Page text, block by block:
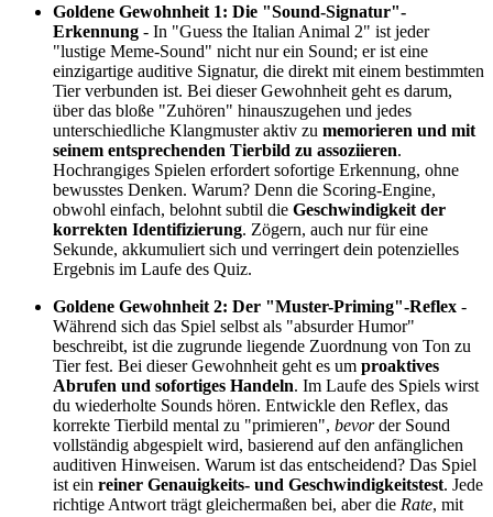
Goldene Gewohnheit 1: Die "Sound-Signatur"-
Erkennung - In "Guess the Italian Animal 2" ist jeder
"lustige Meme-Sound" nicht nur ein Sound; er ist eine
einzigartige auditive Signatur, die direkt mit einem bestimmten
Tier verbunden ist. Bei dieser Gewohnheit geht es darum,
über das bloße "Zuhören" hinauszugehen und jedes
unterschiedliche Klangmuster aktiv zu memorieren und mit
seinem entsprechenden Tierbild zu assoziieren.
Hochrangiges Spielen erfordert sofortige Erkennung, ohne
bewusstes Denken. Warum? Denn die Scoring-Engine,
obwohl einfach, belohnt subtil die Geschwindigkeit der
korrekten Identifizierung. Zögern, auch nur für eine
Sekunde, akkumuliert sich und verringert dein potenzielles
Ergebnis im Laufe des Quiz.
Goldene Gewohnheit 2: Der "Muster-Priming"-Reflex -
Während sich das Spiel selbst als "absurder Humor"
beschreibt, ist die zugrunde liegende Zuordnung von Ton zu
Tier fest. Bei dieser Gewohnheit geht es um proaktives
Abrufen und sofortiges Handeln. Im Laufe des Spiels wirst
du wiederholte Sounds hören. Entwickle den Reflex, das
korrekte Tierbild mental zu "primieren", bevorder Sound
vollständig abgespielt wird, basierend auf den anfänglichen
auditiven Hinweisen. Warum ist das entscheidend? Das Spiel
ist ein reiner Genauigkeits- und Geschwindigkeitstest. Jede
richtige Antwort trägt gleichermaßen bei, aber die Rate, mit